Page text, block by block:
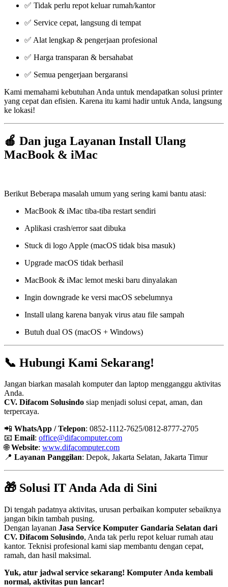
✅ Tidak perlu repot keluar rumah/kantor
✅ Service cepat, langsung di tempat
✅ Alat lengkap & pengerjaan profesional
✅ Harga transparan & bersahabat
✅ Semua pengerjaan bergaransi
Kami memahami kebutuhan Anda untuk mendapatkan solusi printer
yang cepat dan efisien. Karena itu kami hadir untuk Anda, langsung
ke lokasi!
🍎 Dan juga Layanan Install Ulang
MacBook & iMac
Berikut Beberapa masalah umum yang sering kami bantu atasi:
MacBook & iMac tiba-tiba restart sendiri
Aplikasi crash/error saat dibuka
Stuck di logo Apple (macOS tidak bisa masuk)
Upgrade macOS tidak berhasil
MacBook & iMac lemot meski baru dinyalakan
Ingin downgrade ke versi macOS sebelumnya
Install ulang karena banyak virus atau file sampah
Butuh dual OS (macOS + Windows)
📞 Hubungi Kami Sekarang!
Jangan biarkan masalah komputer dan laptop mengganggu aktivitas
Anda.
CV. Difacom Solusindo siap menjadi solusi cepat, aman, dan
terpercaya.
📲 WhatsApp / Telepon: 0852-1112-7625/0812-8777-2705
📧 Email: office@difacomputer.com
🌐Website: www.difacomputer.com
📍 Layanan Panggilan: Depok, Jakarta Selatan, Jakarta Timur
🎁 Solusi IT Anda Ada di Sini
Di tengah padatnya aktivitas, urusan perbaikan komputer sebaiknya
jangan bikin tambah pusing.
Dengan layanan Jasa Service Komputer Gandaria Selatan dari
CV. Difacom Solusindo, Anda tak perlu repot keluar rumah atau
kantor. Teknisi profesional kami siap membantu dengan cepat,
ramah, dan hasil maksimal.
Yuk, atur jadwal service sekarang! Komputer Anda kembali
normal, aktivitas pun lancar!